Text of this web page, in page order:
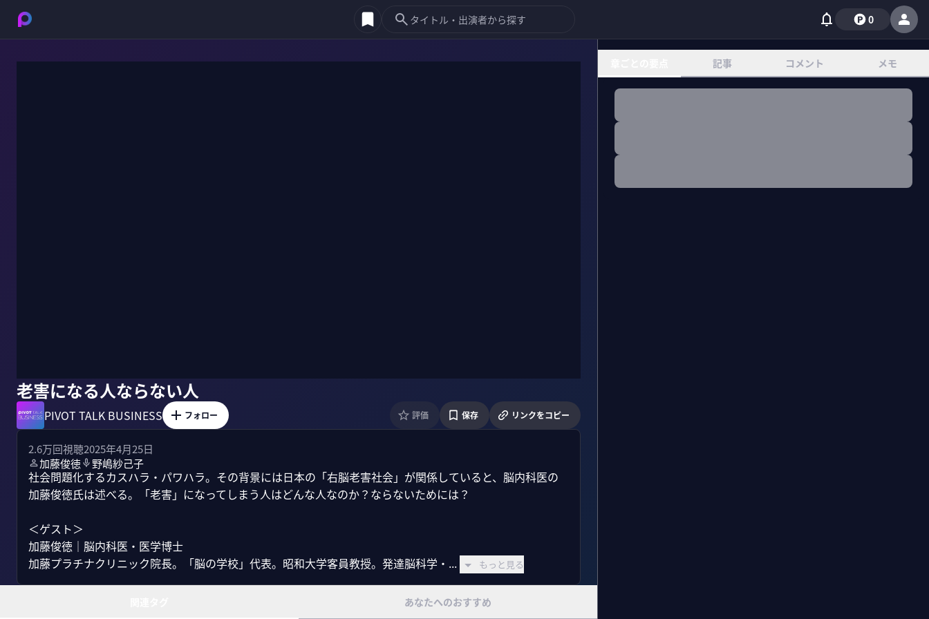
0
老害になる人ならない人
PIVOT TALK BUSINESS フォロー 評価 保存 リンクをコピー
2.6万回視聴2025年4月25日
加藤俊徳
野嶋紗己子
社会問題化するカスハラ・パワハラ。その背景には日本の「右脳老害社会」が関係していると、脳内科医の
加藤俊徳氏は述べる。「老害」になってしまう人はどんな人なのか？ならないためには？
＜ゲスト＞
加藤俊徳｜脳内科医・医学博士
加藤プラチナクリニック院長。「脳の学校」代表。昭和大学客員教授。発達脳科学・...
もっと見る
あなたへのおすすめ
記事 コメント メモ